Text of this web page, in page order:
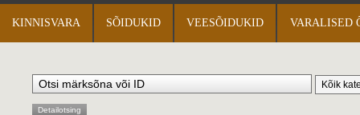
KINNISVARA SÕIDUKID VEESÕIDUKID VARALISED
Detailotsing